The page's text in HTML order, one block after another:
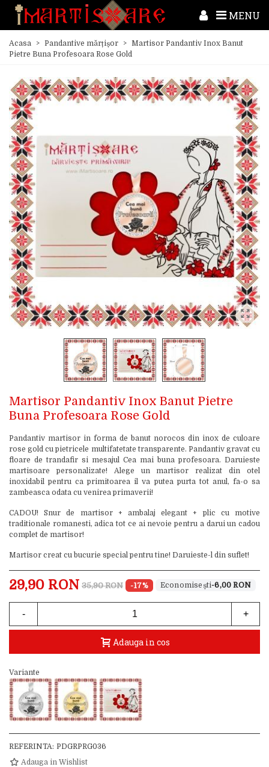
MENU
Acasa > Pandantive mărțișor > Martisor Pandantiv Inox Banut
Pietre Buna Profesoara Rose Gold
Martisor Pandantiv Inox Banut Pietre
Buna Profesoara Rose Gold
Pandantiv martisor in forma de banut norocos din inox de culoare
rose gold cu pietricele multifatetate transparente. Pandantiv gravat cu
floare de trandafir si mesajul Cea mai buna profesoara. Daruieste
martisoare personalizate! Alege un martisor realizat din otel
inoxidabil pentru ca primitoarea il va putea purta tot anul, fa-o sa
zambeasca odata cu venirea primaverii!
CADOU! Snur de martisor + ambalaj elegant + plic cu motive
traditionale romanesti, adica tot ce ai nevoie pentru a darui un cadou
complet de martisor!
Martisor creat cu bucurie special pentru tine! Daruieste-l din suflet!
29,90 RON 35,90 RON -17% -6,00 RON
- +
Adauga in cos
Variante
REFERINTA: PDGRPRG036
Adauga in Wishlist